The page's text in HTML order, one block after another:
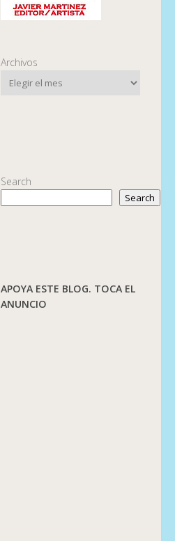
Archivos
Search
Search
APOYA ESTE BLOG. TOCA EL
ANUNCIO